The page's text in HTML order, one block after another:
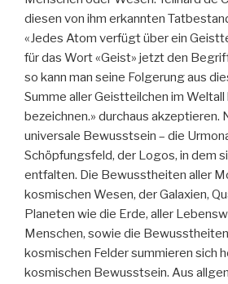
diesen von ihm erkannten
«Jedes Atom verfügt über ein
für das Wort «Geist» jetzt den
so kann man seine Folgerung aus
Summe aller Geistteilchen im
bezeichnen.» durchaus akzeptieren.
universale Bewusstsein – die
Schöpfungsfeld, der Logos, in dem
entfalten. Die Bewusstheiten aller
kosmischen Wesen, der Galaxien,
Planeten wie die Erde, aller
Menschen, sowie die
kosmischen Felder summieren sich
kosmischen Bewusstsein. Aus